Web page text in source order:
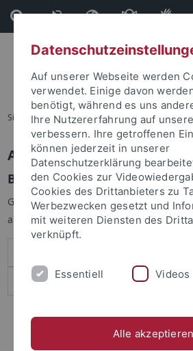
Direkt
zum
Inhalt
Direkt
zur
Fußleiste
Sie sind hier: Startseite
Anmelden
Benutzeranmeldung
Geben Sie Ihren Benutzernamen und
anzumelden:
Auf unserer Webseite werden
verwendet. Einige davon
benötigt, während es uns
Ihre Nutzererfahrung auf
verbessern. Ihre getroffenen
können jederzeit in unserer
Datenschutzerklärung
den Cookies zur
Cookies des Drittanbieters zu
Werbezwecken gesetzt und
mit weiteren Diensten des
verknüpft.
Essentiell Videos
Alle akzeptieren